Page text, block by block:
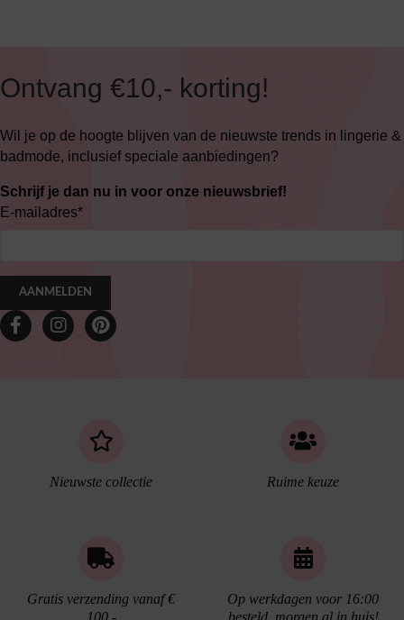
Ontvang €10,- korting!
Wil je op de hoogte blijven van de nieuwste trends in lingerie &
badmode, inclusief speciale aanbiedingen?
Schrijf je dan nu in voor onze nieuwsbrief!
E-mailadres*
AANMELDEN
Nieuwste collectie Ruime keuze
Gratis verzending vanaf €
Op werkdagen voor 16:00